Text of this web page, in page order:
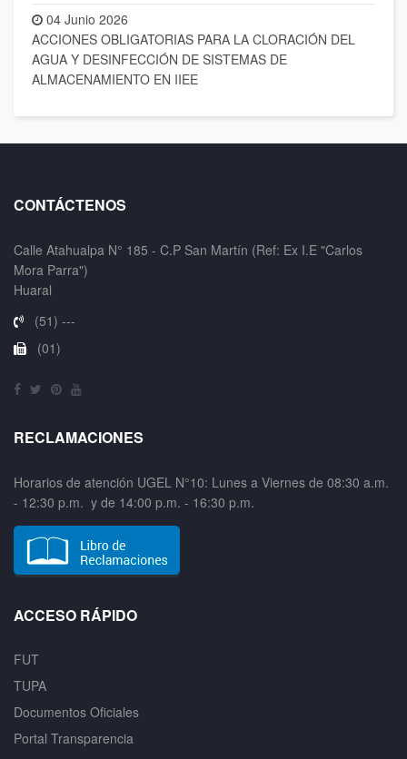
04 Junio 2026
ACCIONES OBLIGATORIAS PARA LA CLORACIÓN DEL
AGUA Y DESINFECCIÓN DE SISTEMAS DE
ALMACENAMIENTO EN IIEE
CONTÁCTENOS
Calle Atahualpa N° 185 - C.P San Martín (Ref: Ex I.E "Carlos
Mora Parra")
Huaral
(51) ---
(01)
RECLAMACIONES
Horarios de atención UGEL N°10: Lunes a Viernes de 08:30 a.m.
- 12:30 p.m. y de 14:00 p.m. - 16:30 p.m.
ACCESO RÁPIDO
FUT
TUPA
Documentos Oficiales
Portal Transparencia